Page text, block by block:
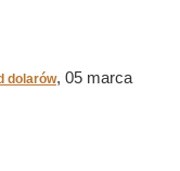
dolarów, 05 marca